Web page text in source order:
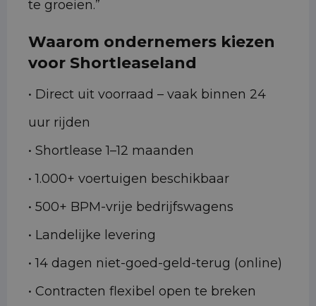
te groeien.”
Waarom ondernemers kiezen
voor Shortleaseland
• Direct uit voorraad – vaak binnen 24
uur rijden
• Shortlease 1–12 maanden
• 1.000+ voertuigen beschikbaar
• 500+ BPM-vrije bedrijfswagens
• Landelijke levering
• 14 dagen niet-goed-geld-terug (online)
• Contracten flexibel open te breken